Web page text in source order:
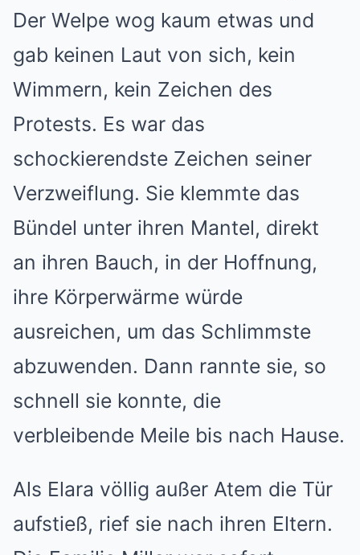
Der Welpe wog kaum etwas und
gab keinen Laut von sich, kein
Wimmern, kein Zeichen des
Protests. Es war das
schockierendste Zeichen seiner
Verzweiflung. Sie klemmte das
Bündel unter ihren Mantel, direkt
an ihren Bauch, in der Hoffnung,
ihre Körperwärme würde
ausreichen, um das Schlimmste
abzuwenden. Dann rannte sie, so
schnell sie konnte, die
verbleibende Meile bis nach Hause.
Als Elara völlig außer Atem die Tür
aufstieß, rief sie nach ihren Eltern.